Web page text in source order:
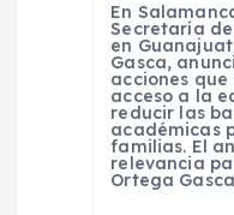
En
Secretaría
en
Gasca,
acciones
acceso a la
reducir las
académicas
familias. El
relevancia
Ortega